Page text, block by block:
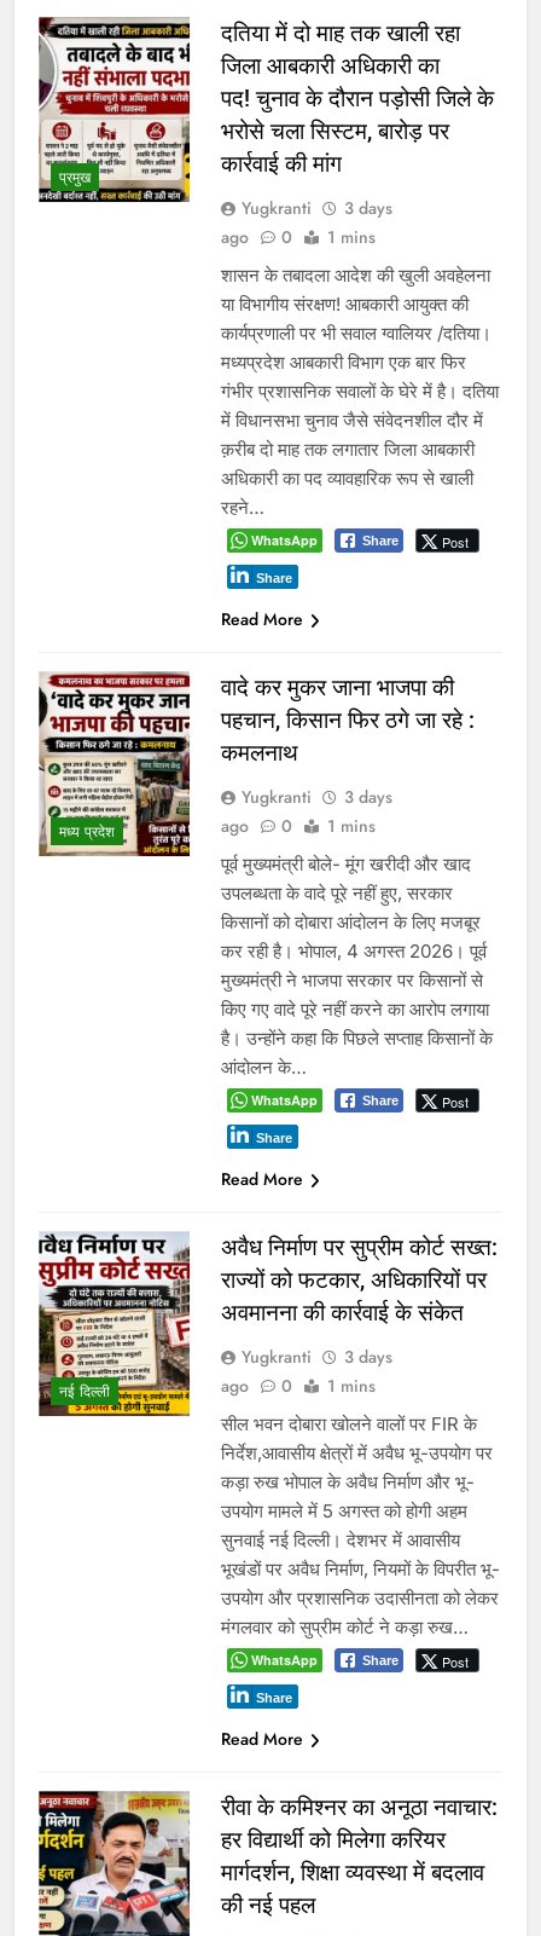
प्रमुख
दतिया में दो माह तक खाली रहा
जिला आबकारी अधिकारी का
पद! चुनाव के दौरान पड़ोसी जिले के
भरोसे चला सिस्टम, बारोड़ पर
कार्रवाई की मांग
Yugkranti
3 days
ago
0 1 mins
शासन के तबादला आदेश की खुली अवहेलना
या विभागीय संरक्षण! आबकारी आयुक्त की
कार्यप्रणाली पर भी सवाल ग्वालियर /दतिया।
मध्यप्रदेश आबकारी विभाग एक बार फिर
गंभीर प्रशासनिक सवालों के घेरे में है। दतिया
में विधानसभा चुनाव जैसे संवेदनशील दौर में
क़रीब दो माह तक लगातार जिला आबकारी
अधिकारी का पद व्यावहारिक रूप से खाली
रहने…
WhatsApp Share Post
Share
Read More
मध्य प्रदेश
वादे कर मुकर जाना भाजपा की
पहचान, किसान फिर ठगे जा रहे :
कमलनाथ
Yugkranti
3 days
ago
0 1 mins
पूर्व मुख्यमंत्री बोले- मूंग खरीदी और खाद
उपलब्धता के वादे पूरे नहीं हुए, सरकार
किसानों को दोबारा आंदोलन के लिए मजबूर
कर रही है। भोपाल, 4 अगस्त 2026। पूर्व
मुख्यमंत्री ने भाजपा सरकार पर किसानों से
किए गए वादे पूरे नहीं करने का आरोप लगाया
है। उन्होंने कहा कि पिछले सप्ताह किसानों के
आंदोलन के…
WhatsApp Share Post
Share
Read More
नई दिल्ली
अवैध निर्माण पर सुप्रीम कोर्ट सख्त:
राज्यों को फटकार, अधिकारियों पर
अवमानना की कार्रवाई के संकेत
Yugkranti
3 days
ago
0 1 mins
सील भवन दोबारा खोलने वालों पर FIR के
निर्देश,आवासीय क्षेत्रों में अवैध भू-उपयोग पर
कड़ा रुख भोपाल के अवैध निर्माण और भू-
उपयोग मामले में 5 अगस्त को होगी अहम
सुनवाई नई दिल्ली। देशभर में आवासीय
भूखंडों पर अवैध निर्माण, नियमों के विपरीत भू-
उपयोग और प्रशासनिक उदासीनता को लेकर
मंगलवार को सुप्रीम कोर्ट ने कड़ा रुख…
WhatsApp Share Post
Share
Read More
रीवा के कमिश्नर का अनूठा नवाचार:
हर विद्यार्थी को मिलेगा करियर
मार्गदर्शन, शिक्षा व्यवस्था में बदलाव
की नई पहल